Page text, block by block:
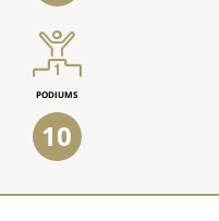
PODIUMS
10